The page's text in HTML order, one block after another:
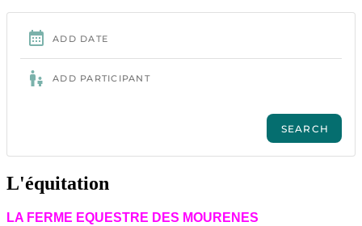
L'équitation
LA FERME EQUESTRE DES MOURENES